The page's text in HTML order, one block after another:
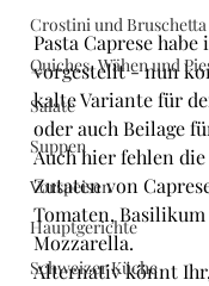
Crostini und Bruschetta
Quiches, Wähen und
Salate
Suppen
Vorspeisen
Hauptgerichte
Schweizer Küche
Pasta Caprese
vorgestellt - nun
kalte Variante für
oder auch Beilage
Auch hier fehlen
Zutaten von
Tomaten,
Mozzarella.
Alternativ könnt